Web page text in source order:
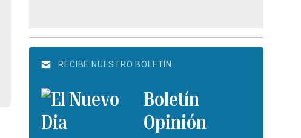
RECIBE NUESTRO BOLETÍN
Boletín
Opinión